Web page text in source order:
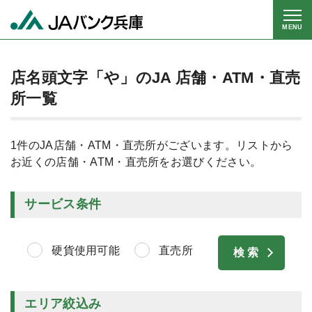
MENU
店名頭文字「や」のJA 店舗・ATM・直売
所一覧
1件のJA店舗・ATM・直売所がございます。リストから
お近くの店舗・ATM・直売所をお選びください。
サービス条件
硬貨使用可能 直売所
エリア絞込み